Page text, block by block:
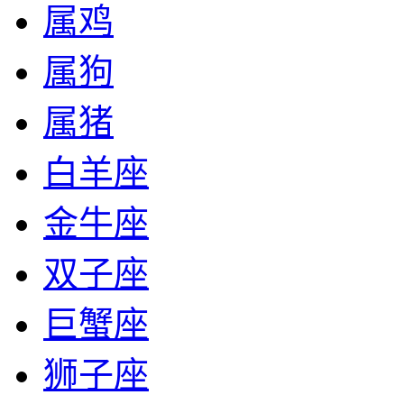
属鸡
属狗
属猪
白羊座
金牛座
双子座
巨蟹座
狮子座